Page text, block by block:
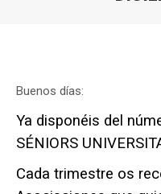
Buenos días:
Ya disponéis del
SÉNIORS
Cada trimestre os